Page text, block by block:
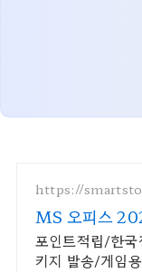
https://
MS 오피스
포인트적립/한
키지 발송/게임